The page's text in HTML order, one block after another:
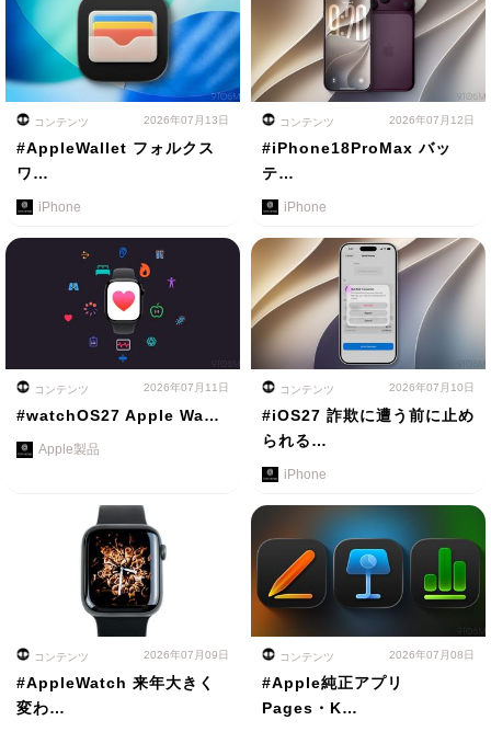
コンテンツ 2026年07月13日
#AppleWallet フォルクス
ワ…
iPhone
コンテンツ 2026年07月12日
#iPhone18ProMax バッ
テ…
iPhone
コンテンツ 2026年07月11日
#watchOS27 Apple Wa…
Apple製品
コンテンツ 2026年07月10日
#iOS27 詐欺に遭う前に止め
られる…
iPhone
コンテンツ 2026年07月09日
#AppleWatch 来年大きく
変わ…
コンテンツ 2026年07月08日
#Apple純正アプリ
Pages・K…